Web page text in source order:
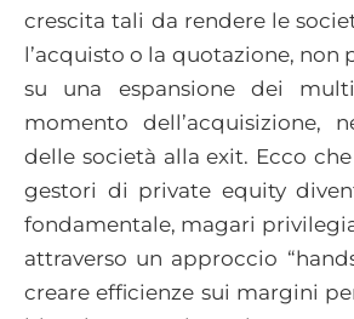
crescita tali da rendere le
l’acquisto o la quotazione, non
su una espansione dei
momento dell’acquisizione,
delle società alla exit. Ecco
gestori di private equity
fondamentale, magari
attraverso un approccio
creare efficienze sui margini